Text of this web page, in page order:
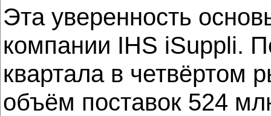
Эта уверенность
компании IHS iSuppli.
квартала в четвёртом
объём поставок 524